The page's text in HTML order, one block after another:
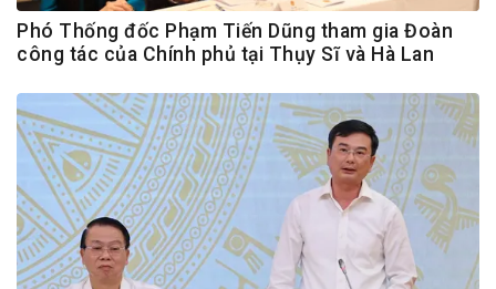
Phó Thống đốc Phạm Tiến Dũng tham gia Đoàn
công tác của Chính phủ tại Thụy Sĩ và Hà Lan